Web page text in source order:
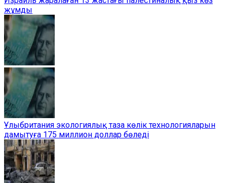
жұмды
Ұлыбритания экологиялық таза көлік технологияларын
дамытуға 175 миллион доллар бөледі